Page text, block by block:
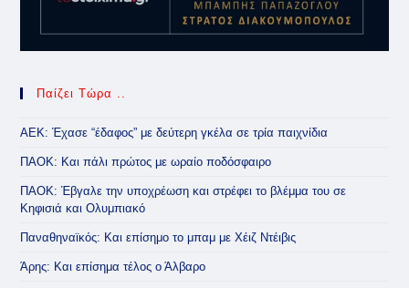
Παίζει Τώρα ..
ΑΕΚ: Έχασε “έδαφος” με δεύτερη γκέλα σε τρία παιχνίδια
ΠΑΟΚ: Και πάλι πρώτος με ωραίο ποδόσφαιρο
ΠΑΟΚ: Έβγαλε την υποχρέωση και στρέφει το βλέμμα του σε
Κηφισιά και Ολυμπιακό
Παναθηναϊκός: Και επίσημο το μπαμ με Χέιζ Ντέιβις
Άρης: Και επίσημα τέλος ο Άλβαρο